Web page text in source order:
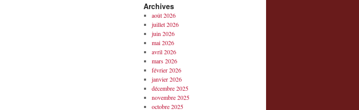
Archives
août 2026
juillet 2026
juin 2026
mai 2026
avril 2026
mars 2026
février 2026
janvier 2026
décembre 2025
novembre 2025
octobre 2025